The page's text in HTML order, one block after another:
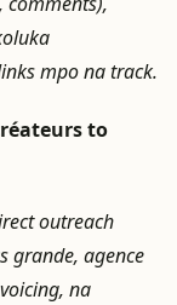
mpo na track.
to
outreach
grande, agence
na